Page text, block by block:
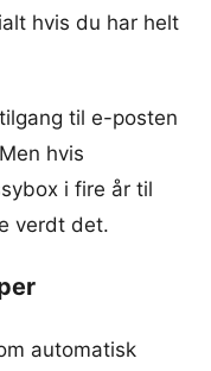
hvis du har helt
til e-posten
hvis
i fire år til
verdt det.
automatisk